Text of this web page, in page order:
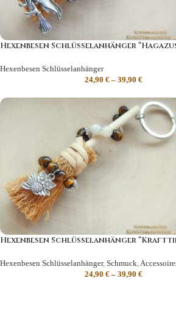
Hexenbesen Schlüsselanhänger
Hexenbesen Schlüsselanhänger
24,90€ –39,90€
Hexenbesen Schlüsselanhänger
Hexenbesen Schlüsselanhänger, Schmuck,
24,90€ –39,90€